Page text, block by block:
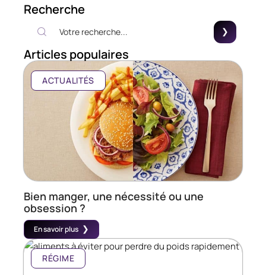
Recherche
Articles populaires
ACTUALITÉS
Bien manger, une nécessité ou une
obsession ?
En savoir plus
RÉGIME